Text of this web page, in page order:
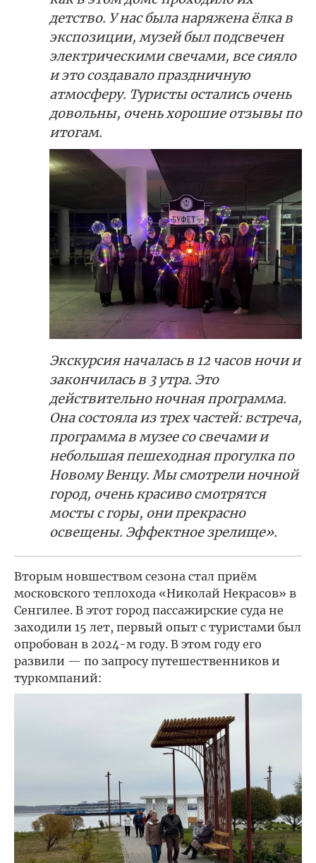
детство. У нас была наряжена ёлка в
экспозиции, музей был подсвечен
электрическими свечами, все сияло
и это создавало праздничную
атмосферу. Туристы остались очень
довольны, очень хорошие отзывы по
итогам.
Экскурсия началась в 12 часов ночи и
закончилась в 3 утра. Это
действительно ночная программа.
Она состояла из трех частей: встреча,
программа в музее со свечами и
небольшая пешеходная прогулка по
Новому Венцу. Мы смотрели ночной
город, очень красиво смотрятся
мосты с горы, они прекрасно
освещены. Эффектное зрелище».
Вторым новшеством сезона стал приём
московского теплохода «Николай Некрасов» в
Сенгилее. В этот город пассажирские суда не
заходили 15 лет, первый опыт с туристами был
опробован в 2024-м году. В этом году его
развили — по запросу путешественников и
туркомпаний: